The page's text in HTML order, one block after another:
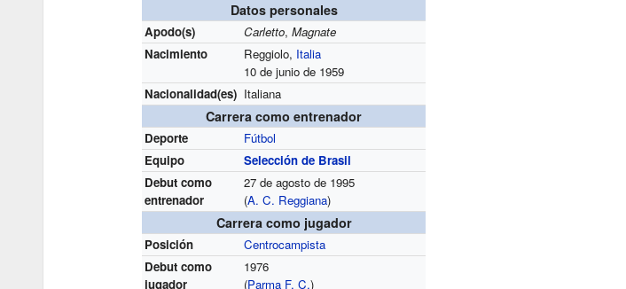
Datos personales
Apodo(s) Carletto,Magnate
Nacimiento
Reggiolo, Italia
10 de junio de 1959
Nacionalidad(es) Italiana
Carrera como entrenador
Deporte
Fútbol
Equipo
Selección de Brasil
Debut como
entrenador
27 de agosto de 1995
(A. C. Reggiana)
Carrera como jugador
Posición
Centrocampista
Debut como
jugador
1976
(Parma F. C.)